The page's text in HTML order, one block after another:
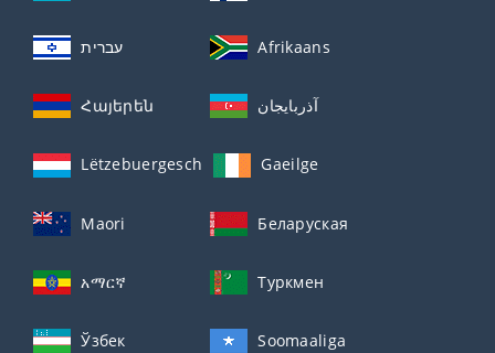
עברית Afrikaans
Հայերեն آذربايجان
Lëtzebuergesch Gaeilge
Maori Беларуская
አማርኛ Туркмен
Ўзбек Soomaaliga